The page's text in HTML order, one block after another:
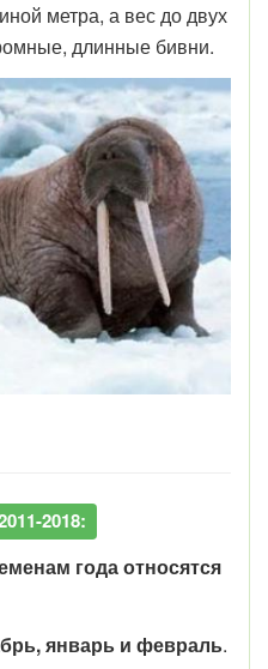
метра, а вес до двух
длинные бивни.
2018:
года относятся
январь и февраль.